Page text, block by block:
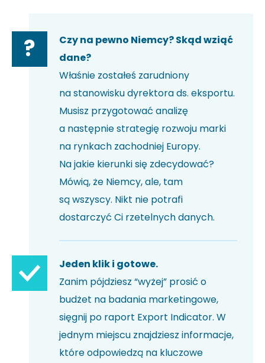
?
Czy na pewno Niemcy? Skąd wziąć
dane?
Właśnie zostałeś zarudniony
na stanowisku dyrektora ds. eksportu.
Musisz przygotować analizę
a następnie strategię rozwoju marki
na rynkach zachodniej Europy.
Na jakie kierunki się zdecydować?
Mówią, że Niemcy, ale, tam
są wszyscy. Nikt nie potrafi
dostarczyć Ci rzetelnych danych.
Jeden klik i gotowe.
Zanim pójdziesz “wyżej” prosić o
budżet na badania marketingowe,
sięgnij po raport Export Indicator. W
jednym miejscu znajdziesz informacje,
które odpowiedzą na kluczowe